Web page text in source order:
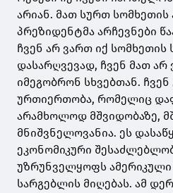
არიან. მათ სურთ სომხეთის
პრეზიდენტმა არჩევნები
ჩვენ არ ვართ იქ სომხეთის
დასარღვევად, ჩვენ მათ არ
იმეგობრონ სხვებთან.
ურთიერთობა, რომელიც
არამხოლოდ მშვიდობაზე,
მნიშვნელოვანია. ეს
ეკონომიკური
უზრუნველყოფს ამერიკული
სარგებლის მიღებას. ამ